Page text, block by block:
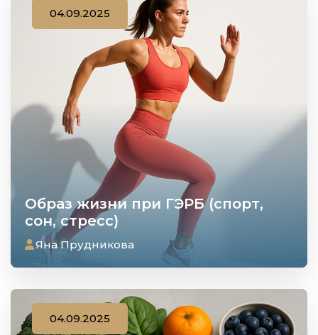
Образ жизни при ГЭРБ (спорт,
сон, стресс)
04.09.2025
Яна Прудникова
04.09.2025